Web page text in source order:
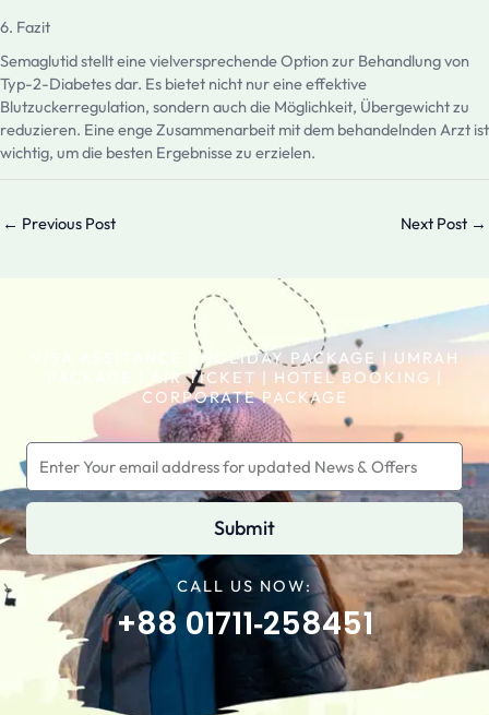
6. Fazit
Semaglutid stellt eine vielversprechende Option zur Behandlung von
Typ-2-Diabetes dar. Es bietet nicht nur eine effektive
Blutzuckerregulation, sondern auch die Möglichkeit, Übergewicht zu
reduzieren. Eine enge Zusammenarbeit mit dem behandelnden Arzt ist
wichtig, um die besten Ergebnisse zu erzielen.
← Previous Post Next Post →
VISA ASSITANCE | HOLIDAY PACKAGE | UMRAH
PACKAGE | AIR TICKET | HOTEL BOOKING |
CORPORATE PACKAGE
Submit
CALL US NOW:
+88 01711‑258451